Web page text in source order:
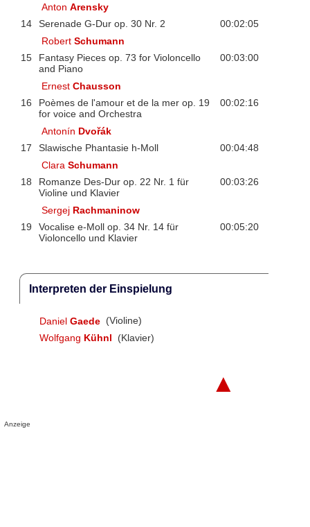
AntonArensky
14
Serenade G-Dur op. 30 Nr. 2
00:02:05
RobertSchumann
15
Fantasy Pieces op. 73 for Violoncello
and Piano
00:03:00
ErnestChausson
16
Poèmes de l'amour et de la mer op. 19
for voice and Orchestra
00:02:16
Antonín Dvořák
17
Slawische Phantasie h-Moll
00:04:48
ClaraSchumann
18
Romanze Des-Dur op. 22 Nr. 1 für
Violine und Klavier
00:03:26
Sergej Rachmaninow
19
Vocalise e-Moll op. 34 Nr. 14 für
Violoncello und Klavier
00:05:20
Interpreten der Einspielung
Daniel Gaede (Violine)
Wolfgang Kühnl (Klavier)
▲
Anzeige